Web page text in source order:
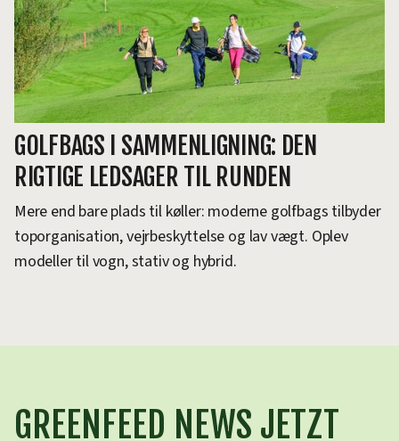
GOLFBAGS I SAMMENLIGNING: DEN
RIGTIGE LEDSAGER TIL RUNDEN
Mere end bare plads til køller: moderne golfbags tilbyder
toporganisation, vejrbeskyttelse og lav vægt. Oplev
modeller til vogn, stativ og hybrid.
GREENFEED NEWS JETZT